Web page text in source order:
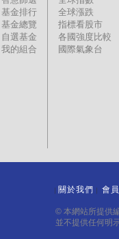
基金排行
基金總覽
自選基金
我的組合
全球漲跌
指標看股市
各國強度比較
國際氣象台
關於我們 會
© 本網站所提供
並不提供任何明